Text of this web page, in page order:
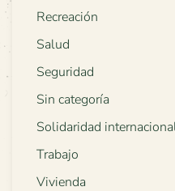
Recreación
Salud
Seguridad
Sin categoría
Solidaridad
Trabajo
Vivienda